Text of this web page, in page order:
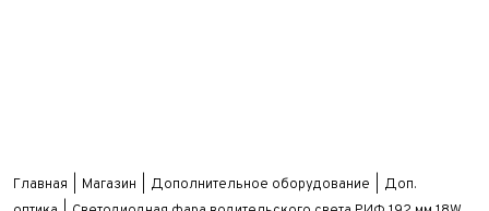
Главная Магазин Дополнительное оборудование
Доп.